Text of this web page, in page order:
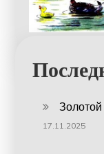
17.11.2025